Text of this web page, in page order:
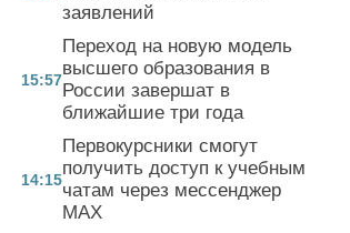
заявлений
15:57
Переход на новую модель
высшего образования в
России завершат в
ближайшие три года
14:15
Первокурсники смогут
получить доступ к учебным
чатам через мессенджер
MAX